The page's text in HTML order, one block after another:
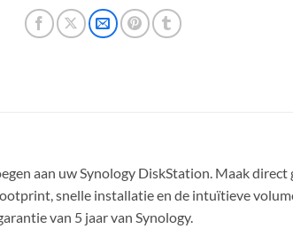
aan uw Synology DiskStation. Maak direct
snelle installatie en de intuïtieve
van 5 jaar van Synology.